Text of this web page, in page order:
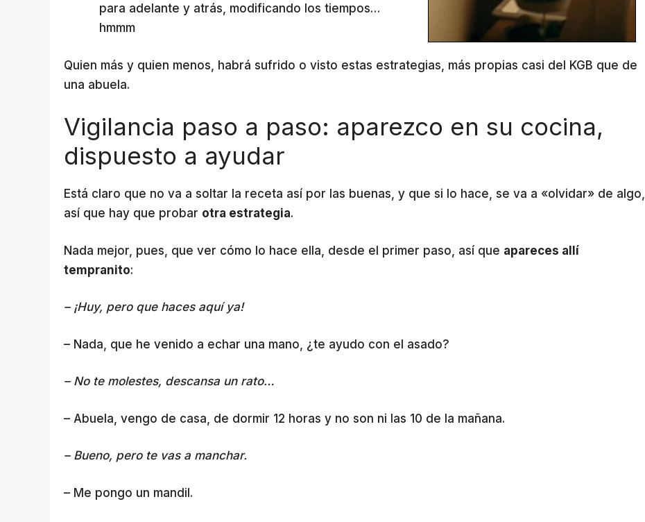
para adelante y atrás, modificando los tiempos…
hmmm
Quien más y quien menos, habrá sufrido o visto estas estrategias, más propias casi del KGB que de
una abuela.
Vigilancia paso a paso: aparezco en su cocina,
dispuesto a ayudar
Está claro que no va a soltar la receta así por las buenas, y que si lo hace, se va a «olvidar» de algo,
así que hay que probar otra estrategia.
Nada mejor, pues, que ver cómo lo hace ella, desde el primer paso, así que apareces allí
tempranito:
– ¡Huy, pero que haces aquí ya!
– Nada, que he venido a echar una mano, ¿te ayudo con el asado?
– No te molestes, descansa un rato…
– Abuela, vengo de casa, de dormir 12 horas y no son ni las 10 de la mañana.
– Bueno, pero te vas a manchar.
– Me pongo un mandil.